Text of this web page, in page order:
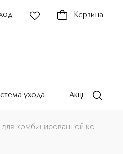
Корзина
ухода Акции
Superbalanced Makeup - Porcelain Beige Суперсбалансированный тональный крем для комбинированной кожи